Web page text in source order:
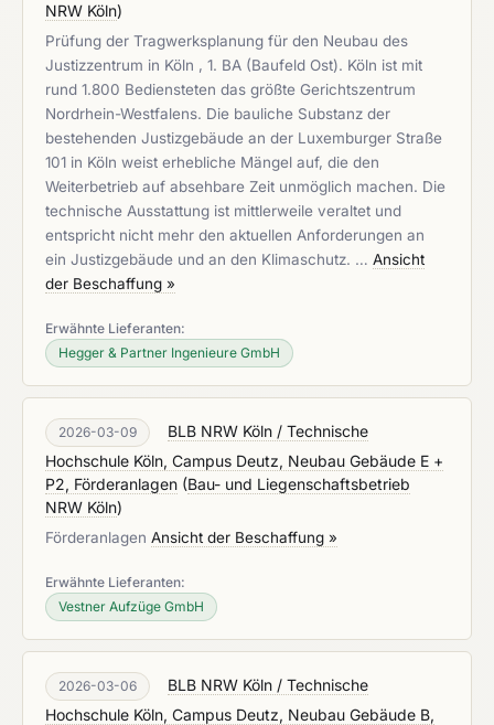
NRW Köln)
Prüfung der Tragwerksplanung für den Neubau des
Justizzentrum in Köln , 1. BA (Baufeld Ost). Köln ist mit
rund 1.800 Bediensteten das größte Gerichtszentrum
Nordrhein-Westfalens. Die bauliche Substanz der
bestehenden Justizgebäude an der Luxemburger Straße
101 in Köln weist erhebliche Mängel auf, die den
Weiterbetrieb auf absehbare Zeit unmöglich machen. Die
technische Ausstattung ist mittlerweile veraltet und
entspricht nicht mehr den aktuellen Anforderungen an
ein Justizgebäude und an den Klimaschutz. … Ansicht
der Beschaffung »
Erwähnte Lieferanten:
Hegger & Partner Ingenieure GmbH
2026-03-09
BLB NRW Köln / Technische
Hochschule Köln, Campus Deutz, Neubau Gebäude E +
P2, Förderanlagen (Bau- und Liegenschaftsbetrieb
NRW Köln)
Förderanlagen Ansicht der Beschaffung »
Erwähnte Lieferanten:
Vestner Aufzüge GmbH
2026-03-06
BLB NRW Köln / Technische
Hochschule Köln, Campus Deutz, Neubau Gebäude B,